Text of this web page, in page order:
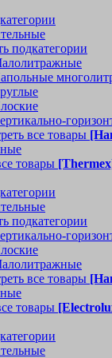
подкатегории
все товары
товары
подкатегории
все товары
товары